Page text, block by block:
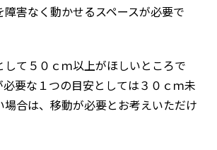
障害なく動かせるスペースが必要で
して５０ｃｍ以上がほしいところで
必要な１つの目安としては３０ｃｍ未
場合は、移動が必要とお考えいただけ